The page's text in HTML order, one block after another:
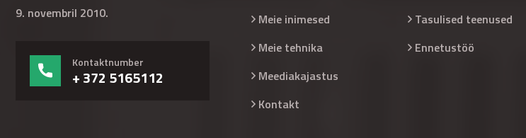
9. novembril 2010.
Kontaktnumber
+ 372 5165112
Meie inimesed
Meie tehnika
Meediakajastus
Kontakt
Tasulised teenused
Ennetustöö